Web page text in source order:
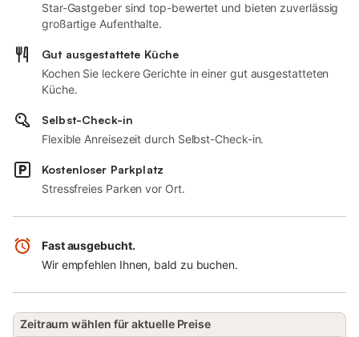
Star-Gastgeber sind top-bewertet und bieten zuverlässig
großartige Aufenthalte.
Gut ausgestattete Küche
Kochen Sie leckere Gerichte in einer gut ausgestatteten
Küche.
Selbst-Check-in
Flexible Anreisezeit durch Selbst-Check-in.
Kostenloser Parkplatz
Stressfreies Parken vor Ort.
Fast ausgebucht.
Wir empfehlen Ihnen, bald zu buchen.
Zeitraum wählen für aktuelle Preise